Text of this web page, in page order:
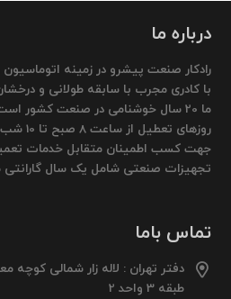
درباره ما
رادکار صنعت پیشرو در زمینه
با کادری مجرب با سابقه طولانی و
ما 20 سال خوشنامی در صنعت کشور
روزهای
جهت کسب اطمینان متقابل خدمات
تجهیزات صنعتی شامل یک سال گارانتی
تماس باما
دفتر تهران : لاله زار شمالی
طبقه 3 واحد 2